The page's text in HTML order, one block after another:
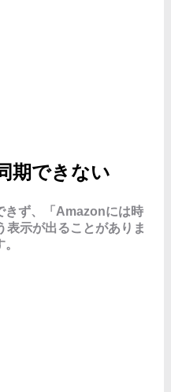
期できない
ず、「Amazonには時
表示が出ることがありま